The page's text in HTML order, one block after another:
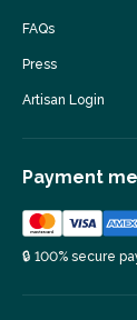
FAQs
Press
Artisan Login
Payment
🔒 100% secure